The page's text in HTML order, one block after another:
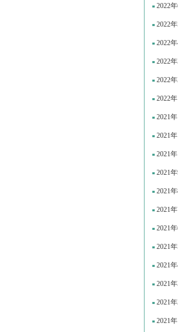
2022年
2022年
2022年
2022年
2022年
2022年
2021年
2021年
2021年
2021年
2021年
2021年
2021年
2021年
2021年
2021年
2021年
2021年